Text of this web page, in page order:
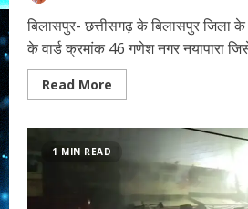
बिलासपुर- छत्तीसगढ़ के बिलासपुर जिला के
के वार्ड क्रमांक 46 गणेश नगर नयापारा
Read More
more
को
बचाने
1 MIN READ